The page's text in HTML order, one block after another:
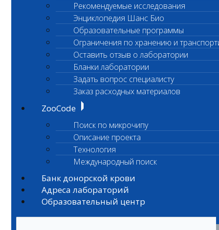
Рекомендуемые исследования
Энциклопедия Шанс Био
Образовательные программы
Ограничения по хранению и
Оставить отзыв о лаборатории
Бланки лаборатории
Задать вопрос специалисту
Заказ расходных материалов
ZooCode
Поиск по микрочипу
Описание проекта
Технология
Международный поиск
Банк донорской крови
Адреса лабораторий
Образовательный центр